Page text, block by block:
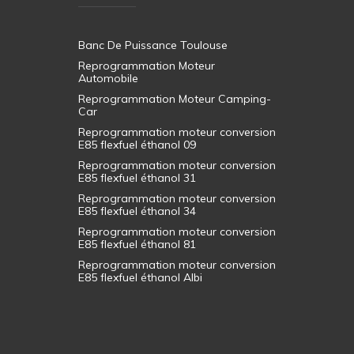
Banc De Puissance Toulouse
Reprogrammation Moteur
Automobile
Reprogrammation Moteur Camping-
Car
Reprogrammation moteur conversion
E85 flexfuel éthanol 09
Reprogrammation moteur conversion
E85 flexfuel éthanol 31
Reprogrammation moteur conversion
E85 flexfuel éthanol 34
Reprogrammation moteur conversion
E85 flexfuel éthanol 81
Reprogrammation moteur conversion
E85 flexfuel éthanol Albi